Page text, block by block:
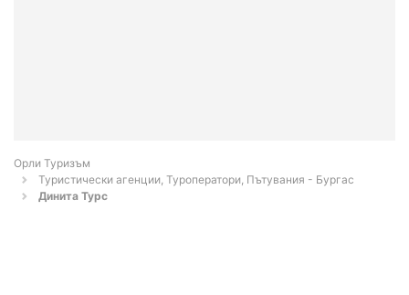
Орли Туризъм
Туристически агенции, Туроператори, Пътувания - Бургас
Динита Турс